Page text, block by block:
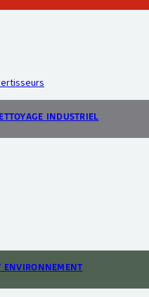
INDUSTRIEL
ENVIRONNEMENT